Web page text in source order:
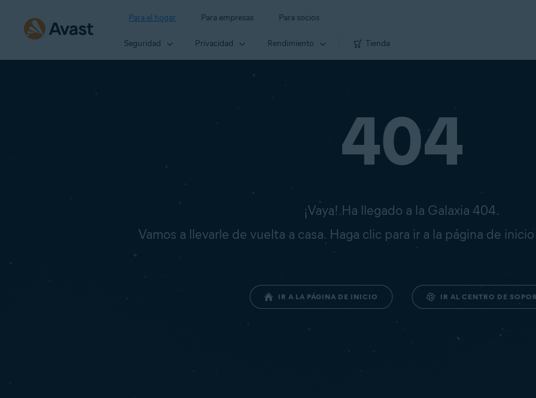
Para el hogar Para empresas Para socios
Seguridad Privacidad Rendimiento Tienda
404
¡Vaya! Ha llegado a la Galaxia 404.
Vamos a llevarle de vuelta a casa. Haga clic para ir a la página de
IR A LA PÁGINA DE INICIO IR AL CENTRO DE